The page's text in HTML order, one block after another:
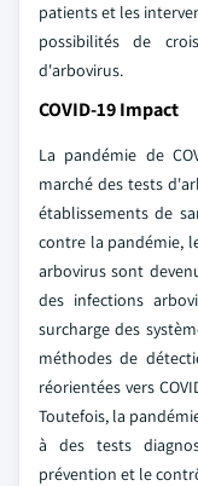
patients et les
possibilités de
d'arbovirus.
COVID-19 Impact
La pandémie de
marché des tests
établissements de
contre la pandémie,
arbovirus sont
des infections
surcharge des
méthodes de
réorientées vers
Toutefois, la
à des tests
prévention et le